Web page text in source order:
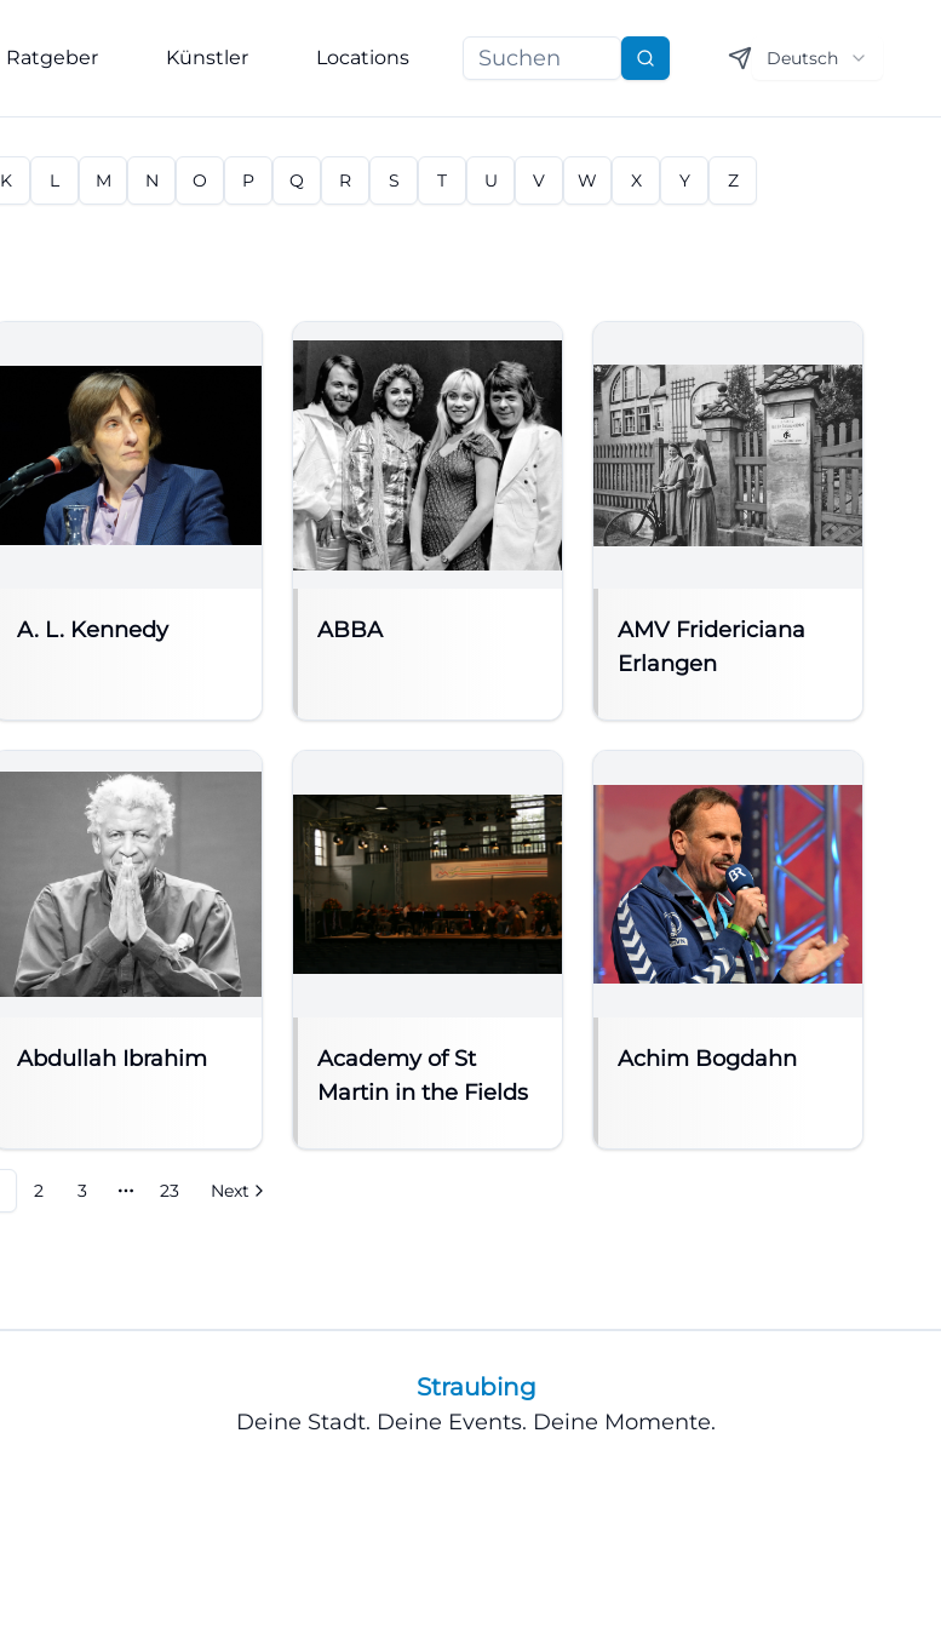
Ratgeber Künstler Locations Suchen Deutsch
K L M N O P Q R S T U V W X Y Z
A. L. Kennedy ABBA
AMV Fridericiana
Erlangen
Abdullah Ibrahim
Academy of St
Martin in the Fields
Achim Bogdahn
2 3
More pages
23
Next
Straubing
Deine Stadt. Deine Events. Deine Momente.